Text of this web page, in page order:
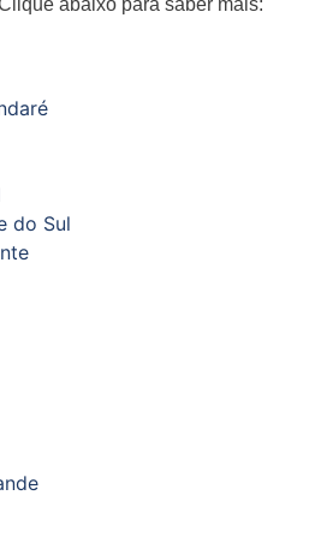
abaixo para saber mais:
do Sul